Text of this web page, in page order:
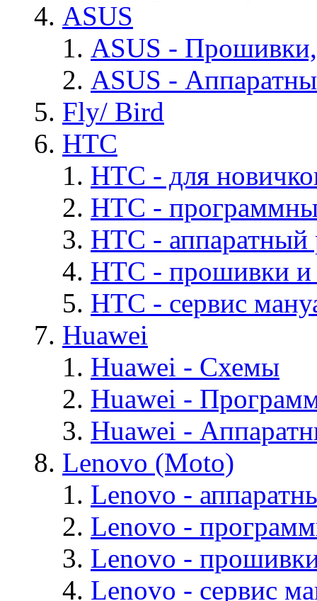
ASUS
ASUS -
ASUS -
Fly/ Bird
HTC
HTC - для
HTC -
HTC - аппаратный
HTC - прошивки
HTC - cервис
Huawei
Huawei - Cхемы
Huawei -
Huawei -
Lenovo (Moto)
Lenovo -
Lenovo -
Lenovo -
Lenovo - cервис